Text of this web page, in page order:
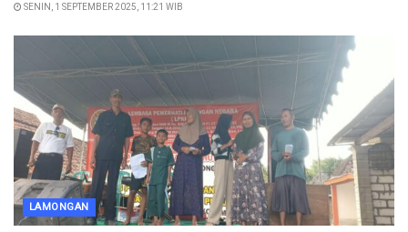
SENIN, 1 SEPTEMBER 2025, 11:21 WIB
LAMONGAN